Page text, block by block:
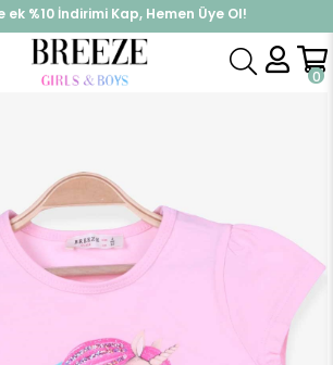
Sepette Yaz İndirimi, Hemen Al!
ek %10 İndirimi Kap, Hemen Üye Ol!
0
Üst Giyim Tişört